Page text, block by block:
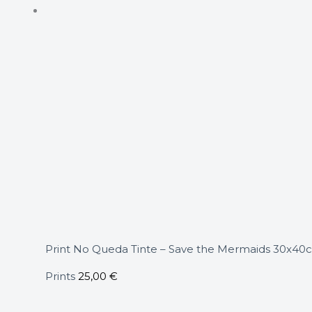
Print No Queda Tinte – Save the Mermaids
Prints 25,00 €